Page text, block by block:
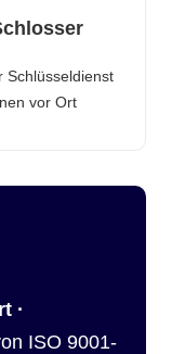
Schlüsseldienst
vor Ort
·
ISO 9001-